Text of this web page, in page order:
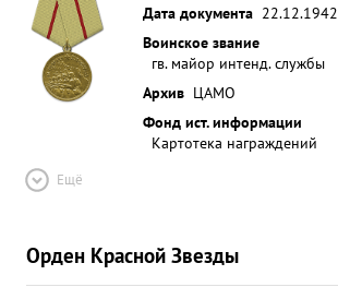
Дата документа 22.12.1942
Воинское звание
гв. майор интенд. службы
Архив ЦАМО
Фонд ист. информации
Картотека награждений
Ещё
Орден Красной Звезды